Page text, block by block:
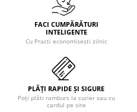
FACI CUMPĂRĂTURI
INTELIGENTE
Cu Practi economisești zilnic
PLĂȚI RAPIDE ȘI SIGURE
Poți plăti ramburs la curier sau cu
cardul pe site